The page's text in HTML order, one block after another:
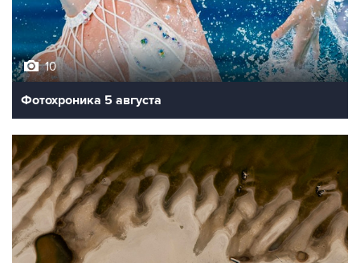
10
Фотохроника 5 августа